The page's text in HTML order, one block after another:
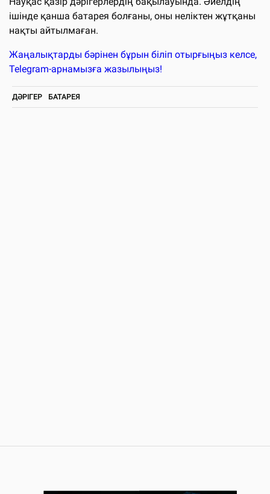
ішінде қанша батарея болғаны, оны неліктен жұтқаны
нақты айтылмаған.
Жаңалықтарды бәрінен бұрын біліп отырғыңыз келсе,
Telegram-арнамызға жазылыңыз!
ДӘРІГЕР БАТАРЕЯ